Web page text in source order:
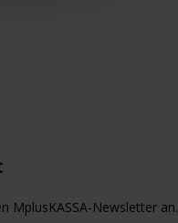
MplusKASSA-Newsletter an.